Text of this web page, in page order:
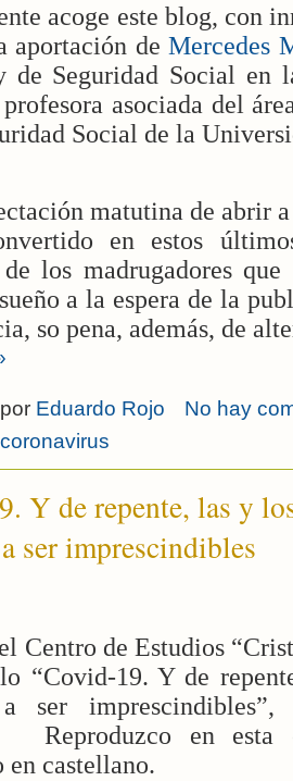
acoge este blog, con
aportación deMercedes
de Seguridad Social en
asociada del
Social de la
matutina de abrir
en estos
los madrugadores
a la espera de la
so pena, además, de
Eduardo Rojo
No hay
coronavirus
Y de repente, las y
ser imprescindibles
Centro de Estudios
“Covid-19. Y de
a ser
Reproduzco en
en castellano.